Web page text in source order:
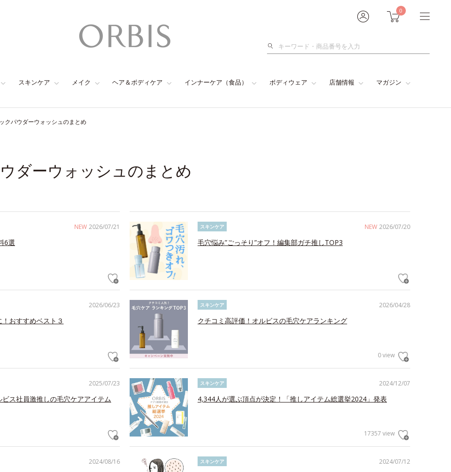
0
検
スキンケア メイク ヘア＆ボディケア インナーケア（食品） ボディウェア 店舗情報 マガジン
クパウダーウォッシュのまとめ
ダーウォッシュのまとめ
NEW 2026/07/21
6選
NEW 2026/07/20
スキンケア
毛穴悩み”ごっそり”オフ！編集部ガチ推しTOP3
2026/06/23
おすすめベスト３
2026/04/28
スキンケア
クチコミ高評価！オルビスの毛穴ケアランキング
0 view
2025/07/23
ス社員激推しの毛穴ケアアイテム
2024/12/07
スキンケア
4,344人が選ぶ頂点が決定！「推しアイテム総選挙2024」発表
17357 view
2024/08/16 2024/07/12
スキンケア